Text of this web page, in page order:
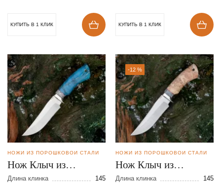
КУПИТЬ В 1 КЛИК КУПИТЬ В 1 КЛИК
НОЖИ ИЗ ПОРОШКОВОЙ СТАЛИ
Нож Клыч из
порошковой стали
Длина клинка
145
-12 %
НОЖИ ИЗ ПОРОШКОВОЙ СТАЛИ
Нож Клыч из
порошковой стали
Длина клинка
145